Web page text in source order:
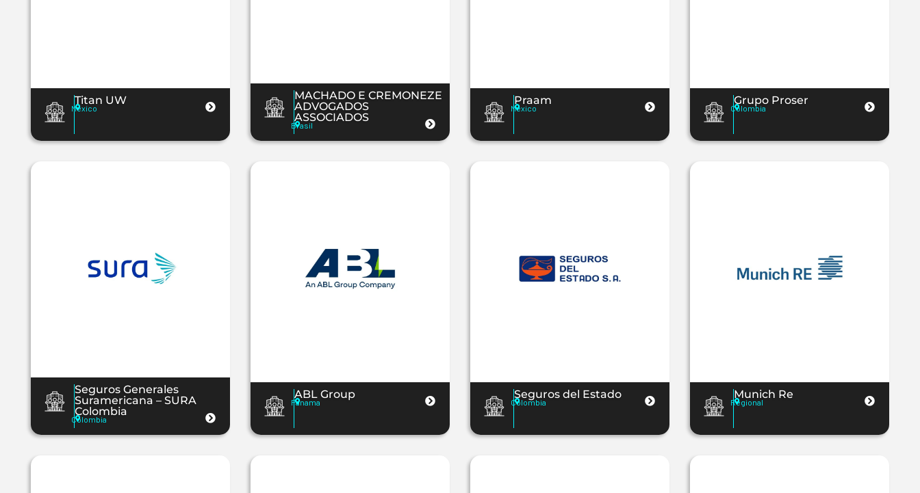
Titan UW
México
MACHADO E CREMONEZE
ADVOGADOS
ASSOCIADOS
Brasil
Praam
Mexico
Grupo Proser
Colombia
Seguros Generales
Suramericana – SURA
Colombia
Colombia
ABL Group
Panama
Seguros del Estado
Colombia
Munich Re
Regional